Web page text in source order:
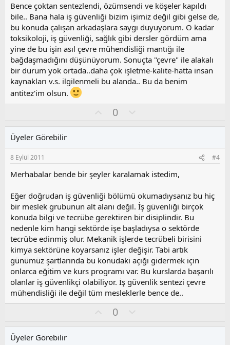
z
o
y
l
a
Bence çoktan sentezlendi, özümsendi ve köşeler kapıldı
bile.. Bana hala iş güvenliği bizim işimiz değil gibi gelse de,
bu konuda çalışan arkadaşlara saygı duyuyorum. O kadar
toksikoloji, iş güvenliği, sağlık gibi dersler gördüm ama
yine de bu işin asıl çevre mühendisliği mantığı ile
bağdaşmadığını düşünüyorum. Sonuçta "çevre" ile alakalı
bir durum yok ortada..daha çok işletme-kalite-hatta insan
kaynakları v.s. ilgilenmeli bu alanda.. Bu da benim
antitez'im olsun.
y
0
l
s
u
z
y
l
a
Üyeler Görebilir
8 Eylül 2011 #4
Merhabalar bende bir şeyler karalamak istedim,
Eğer doğrudan iş güvenliği bölümü okumadıysanız bu hiç
bir meslek grubunun alt alanı değil. İş güvenliği birçok
konuda bilgi ve tecrübe gerektiren bir disiplindir. Bu
nedenle kim hangi sektörde işe başladıysa o sektörde
tecrübe edinmiş olur. Mekanik işlerde tecrübeli birisini
kimya sektörüne koyarsanız işler değişir. Tabi artık
günümüz şartlarında bu konudaki açığı gidermek için
onlarca eğitim ve kurs programı var. Bu kurslarda başarılı
olanlar iş güvenlikçi olabiliyor. İş güvenlik sentezi çevre
mühendisliği ile değil tüm mesleklerle bence de..
y
0
l
Üyeler Görebilir